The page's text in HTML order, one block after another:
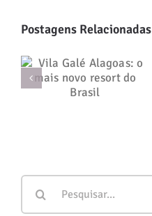
Postagens Relacionadas
Vila Galé
Alagoas: o mais